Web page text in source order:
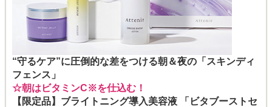
“守るケア”に圧倒的な差をつける朝＆夜の「スキンディ
フェンス」
☆朝はビタミンC※を仕込む！
【限定品】ブライトニング導入美容液 「ビタブーストセ